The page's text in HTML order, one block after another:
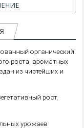
органический
роста, ароматных
из чистейших и
рост,
урожаев